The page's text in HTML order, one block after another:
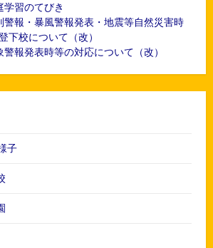
学習のてびき
警報・暴風警報発表・地震等自然災害時
下校について（改）
警報発表時等の対応について（改）
子